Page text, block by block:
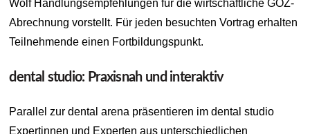
Wolf Handlungsempfehlungen für die wirtschaftliche GOZ-
Abrechnung vorstellt. Für jeden besuchten Vortrag erhalten
Teilnehmende einen Fortbildungspunkt.
dental studio: Praxisnah und interaktiv
Parallel zur dental arena präsentieren im dental studio
Expertinnen und Experten aus unterschiedlichen